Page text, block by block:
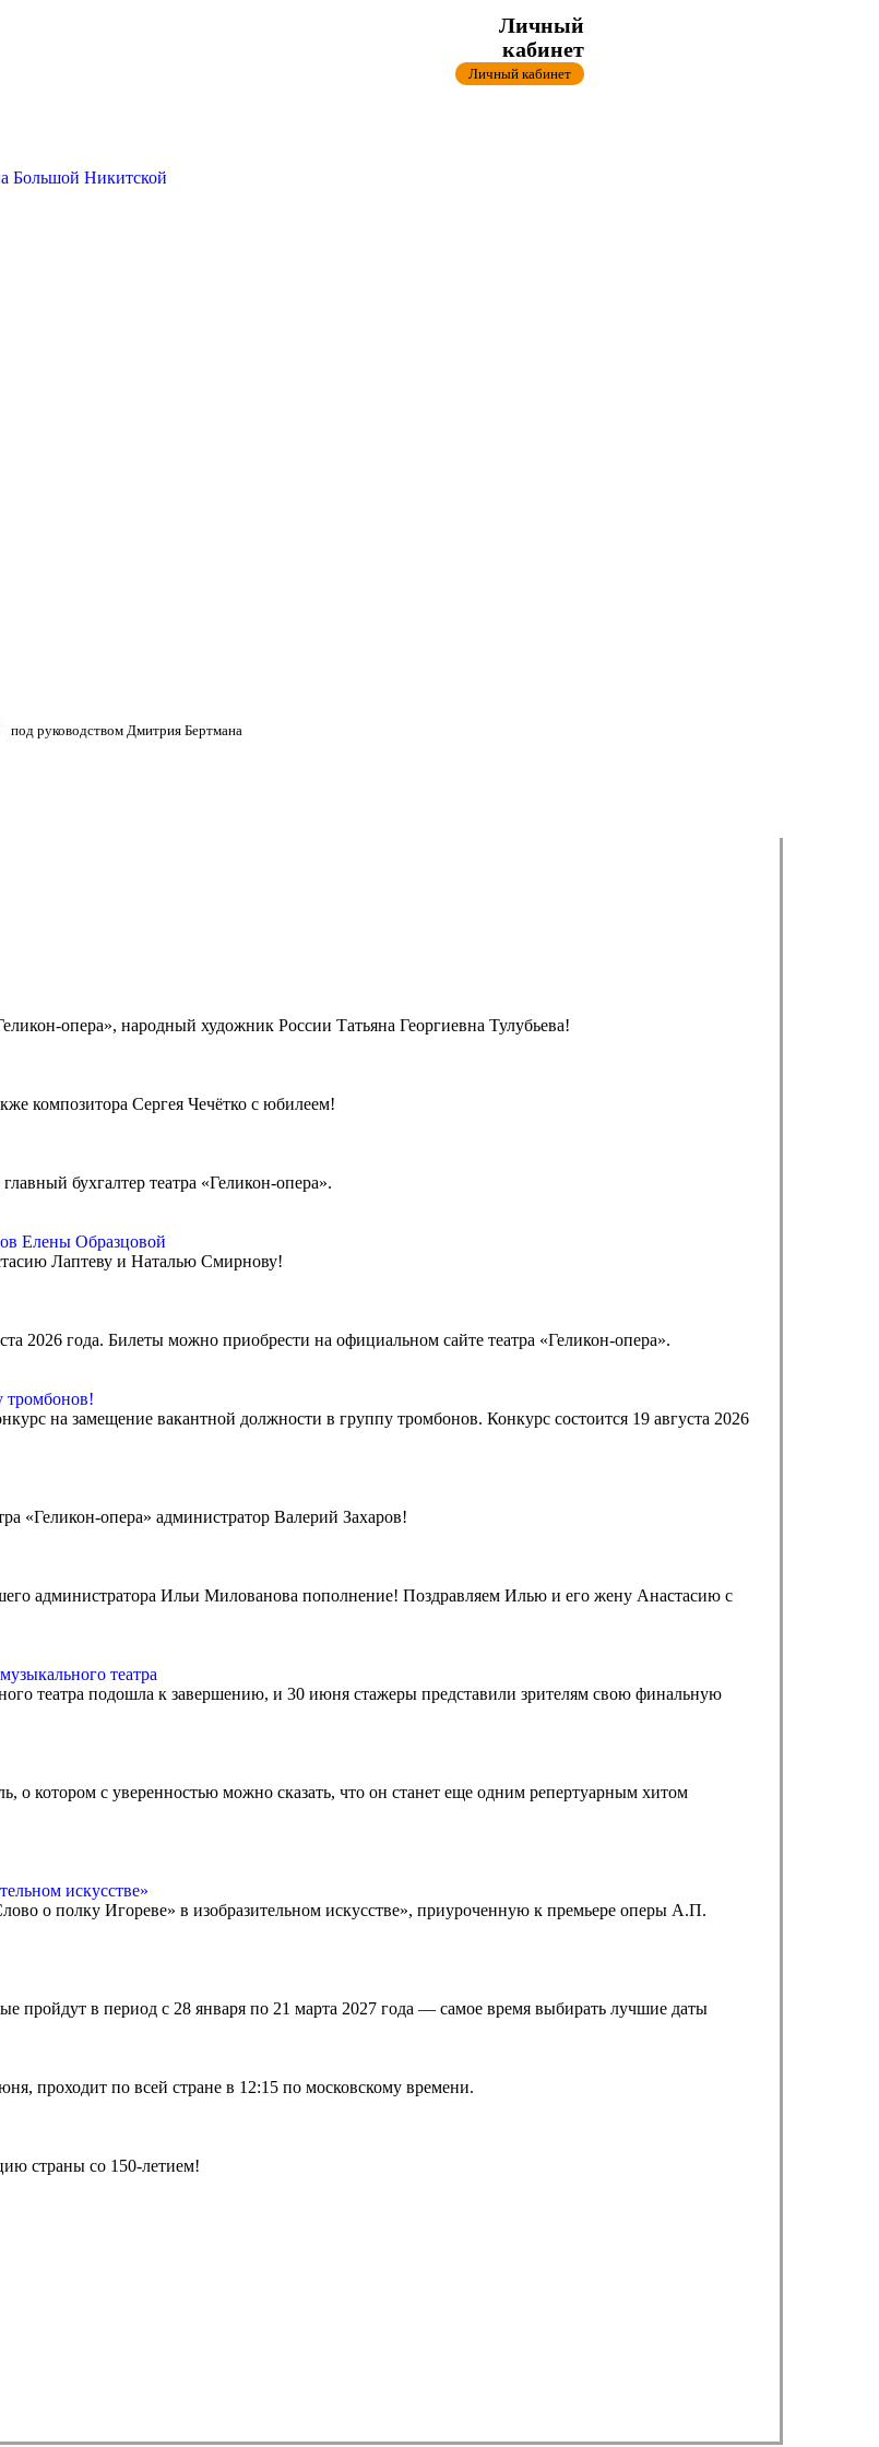
Большой Никитской
под руководством Дмитрия Бертмана
Личный
кабинет
Личный кабинет
опера», народный художник России Татьяна Георгиевна Тулубьева!
композитора Сергея Чечётко с юбилеем!
бухгалтер театра «Геликон-опера».
Елены Образцовой
Лаптеву и Наталью Смирнову!
2026 года. Билеты можно приобрести на официальном сайте театра «Геликон-опера».
тромбонов!
на замещение вакантной должности в группу тромбонов. Конкурс состоится 19 августа 2026
«Геликон-опера» администратор Валерий Захаров!
администратора Ильи Милованова пополнение! Поздравляем Илью и его жену Анастасию с
театра
театра подошла к завершению, и 30 июня стажеры представили зрителям свою финальную
о котором с уверенностью можно сказать, что он станет еще одним репертуарным хитом
искусстве»
о полку Игореве» в изобразительном искусстве», приуроченную к премьере оперы А.П.
пройдут в период с 28 января по 21 марта 2027 года — самое время выбирать лучшие даты
проходит по всей стране в 12:15 по московскому времени.
страны со 150-летием!